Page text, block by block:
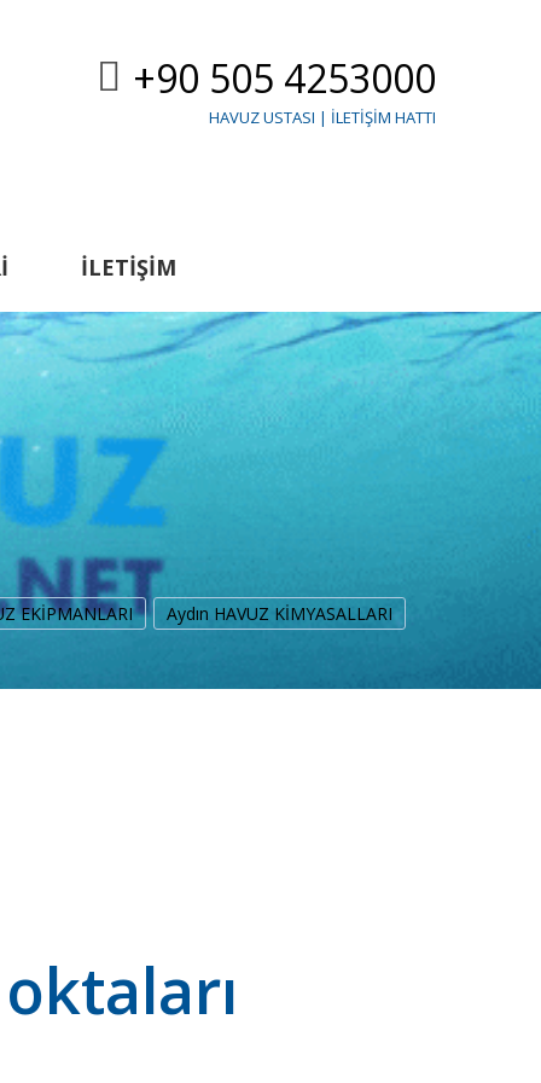
+90 505 4253000
HAVUZ USTASI | İLETIŞIM HATTI
İLETIŞIM
EKİPMANLARI Aydın HAVUZ KİMYASALLARI